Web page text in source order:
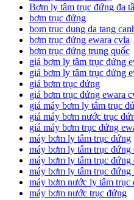
Bơm ly tâm trục đứng đa
bơm trục đứng
bom truc dung da tang
bơm trục đứng ewara cvla
bơm trục đứng trung quốc
giá bơm ly tâm trục đứng
giá bơm ly tâm trục đứng
giá bơm trục đứng
giá bơm trục đứng ewara
giá máy bơm ly tâm trục
giá máy bơm nước trục
giá máy bơm trục đứng
máy bơm ly tâm trục đứng
máy bơm ly tâm trục đứng
máy bơm ly tâm trục đứng
máy bơm ly tâm trục đứng
máy bơm nước ly tâm trục
máy bơm nước trục đứng